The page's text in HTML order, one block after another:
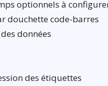
optionnels à
douchette code-barres
données
des étiquettes